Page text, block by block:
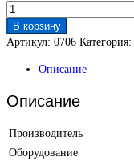
В корзину
Артикул: 0706 Категория:
Описание
Описание
Производитель
Оборудование